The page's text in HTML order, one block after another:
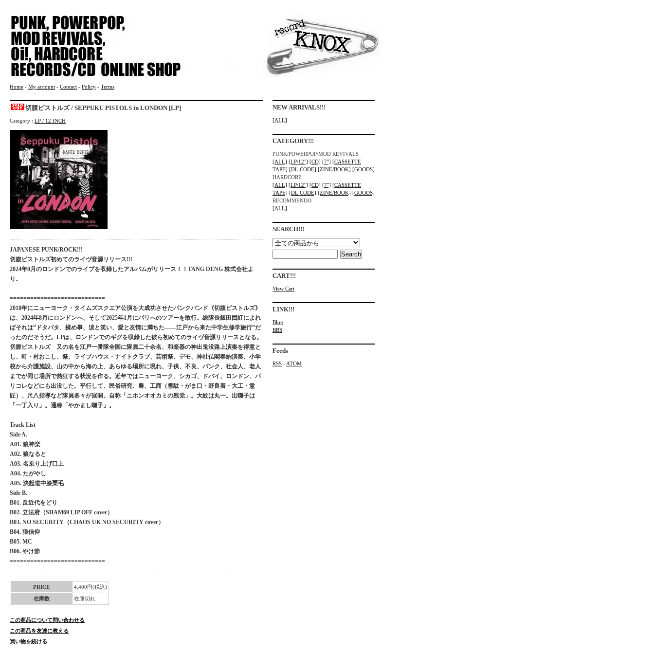
Home - My account - Contact - Policy - Terms
切腹ピストルズ / SEPPUKU PISTOLS in LONDON [LP]
Category : LP / 12 INCH
JAPANESE PUNK/ROCK!!!
切腹ピストルズ初めてのライヴ音源リリース!!!
2024年8月のロンドンでのライブを収録したアルバムがリリース！！TANG DENG 株式会社よ
り。
============================
2018年にニューヨーク・タイムズスクエア公演を大成功させたパンクバンド《切腹ピストルズ》
は、2024年8月にロンドンへ、そして2025年1月にパリへのツアーを敢行。総隊長飯田団紅によれ
ばそれは”ドタバタ、揉め事、涙と笑い、愛と友情に満ちた――江戸から来た中学生修学旅行”だ
ったのだそうだ。LPは、ロンドンでのギグを収録した彼ら初めてのライヴ音源リリースとなる。
切腹ピストルズ 又の名を江戸一番隊全国に隊員二十余名、和楽器の神出鬼没路上演奏を得意と
し、町・村おこし、祭、ライブハウス・ナイトクラブ、芸術祭、デモ、神社仏閣奉納演奏、小学
校から介護施設、山の中から海の上、あらゆる場所に現れ、子供、不良、パンク、社会人、老人
までが同じ場所で熱狂する状況を作る。近年ではニューヨーク、シカゴ、ドバイ、ロンドン、パ
リコレなどにも出没した。平行して、民俗研究、農、工商（雪駄・がま口・野良着・大工・意
匠）、尺八指導など隊員各々が展開。自称「ニホンオオカミの残党」。大紋は丸一。出囃子は
「一丁入り」。通称「やかまし囃子」。
Track List
Side A.
A01. 狼神楽
A02. 狼なると
A03. 名乗り上げ口上
A04. たがやし
A05. 決起道中膝栗毛
Side B.
B01. 反近代をどり
B02. 立法府（SHAM69 LIP OFF cover）
B03. NO SECURITY（CHAOS UK NO SECURITY cover）
B04. 狼信仰
B05. MC
B06. やけ節
============================
PRICE
4,400円(税込)
在庫数
在庫切れ
この商品について問い合わせる
この商品を友達に教える
買い物を続ける
NEW ARRIVALS!!!
[ALL]
CATEGORY!!!
PUNK/POWERPOP/MOD REVIVALS
[ALL] [LP/12"] [CD] [7"] [CASSETTE
TAPE] [DL CODE] [ZINE/BOOK] [GOODS]
HARDCORE
[ALL] [LP/12"] [CD] [7"] [CASSETTE
TAPE] [DL CODE] [ZINE/BOOK] [GOODS]
RECOMMENDO
[ALL]
SEARCH!!!
CART!!!
View Cart
LINK!!!
Blog
BBS
Feeds
RSS - ATOM